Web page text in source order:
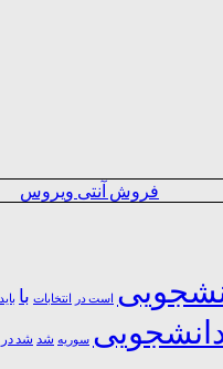
فروش آنتی ویروس
است در انتخابات با باید
سوریه شد شد در